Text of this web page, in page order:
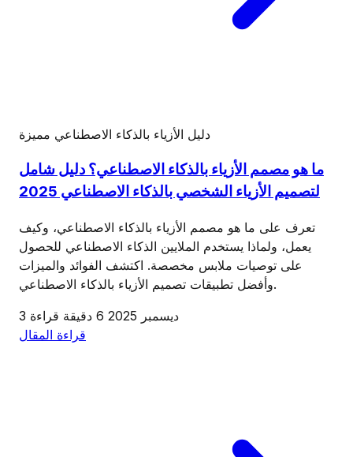
دليل الأزياء بالذكاء الاصطناعي مميزة
ما هو مصمم الأزياء بالذكاء الاصطناعي؟ دليل شامل
لتصميم الأزياء الشخصي بالذكاء الاصطناعي 2025
تعرف على ما هو مصمم الأزياء بالذكاء الاصطناعي، وكيف
يعمل، ولماذا يستخدم الملايين الذكاء الاصطناعي للحصول
على توصيات ملابس مخصصة. اكتشف الفوائد والميزات
وأفضل تطبيقات تصميم الأزياء بالذكاء الاصطناعي.
3 ديسمبر 2025
6 دقيقة قراءة
قراءة المقال